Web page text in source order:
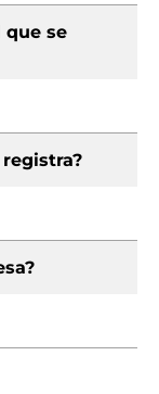
que se